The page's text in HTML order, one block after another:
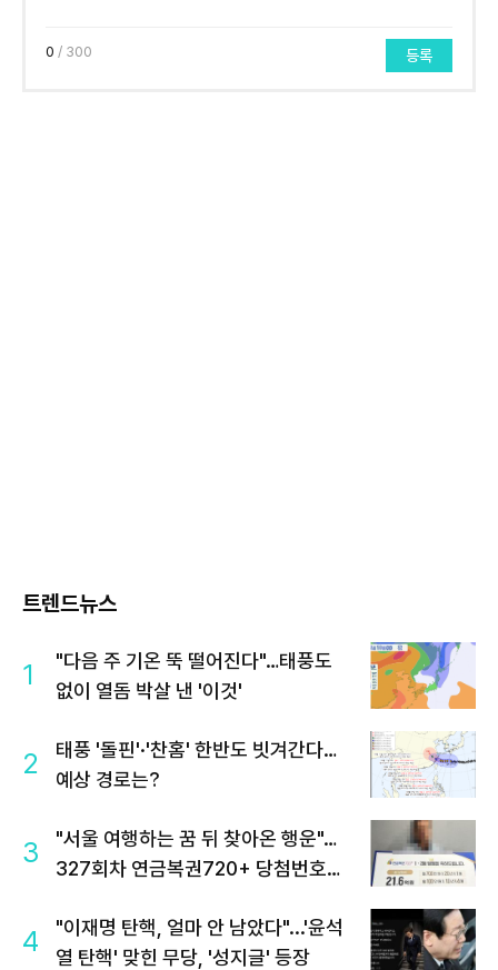
0 / 300 등록
트렌드뉴스
1
"다음 주 기온 뚝 떨어진다"…태풍도
없이 열돔 박살 낸 '이것'
2
태풍 '돌핀'·'찬홈' 한반도 빗겨간다…
예상 경로는?
3
"서울 여행하는 꿈 뒤 찾아온 행운"…
327회차 연금복권720+ 당첨번호조
4
"이재명 탄핵, 얼마 안 남았다"...'윤석
열 탄핵' 맞힌 무당, '성지글' 등장